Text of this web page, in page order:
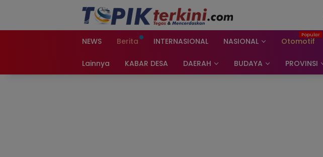
NEWS Berita INTERNASIONAL NASIONAL Otomotif
Lainnya KABAR DESA DAERAH BUDAYA PROVINSI